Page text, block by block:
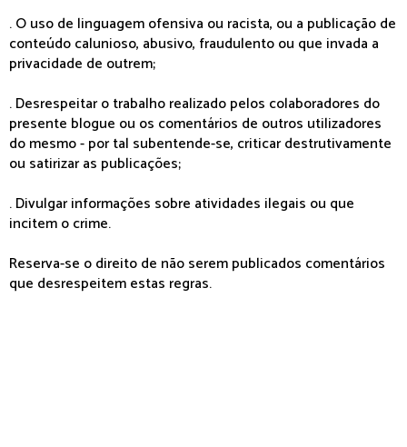
. O uso de linguagem ofensiva ou racista, ou a publicação de
conteúdo calunioso, abusivo, fraudulento ou que invada a
privacidade de outrem;
. Desrespeitar o trabalho realizado pelos colaboradores do
presente blogue ou os comentários de outros utilizadores
do mesmo - por tal subentende-se, criticar destrutivamente
ou satirizar as publicações;
. Divulgar informações sobre atividades ilegais ou que
incitem o crime.
Reserva-se o direito de não serem publicados comentários
que desrespeitem estas regras.